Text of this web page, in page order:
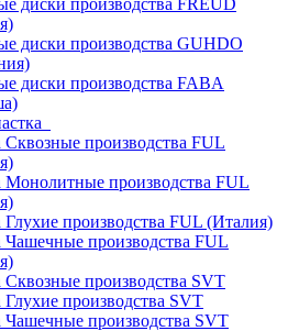
диски производства FREUD
диски производства GUHDO
диски производства FABA
Сквозные производства FUL
Монолитные производства FUL
Глухие производства FUL (Италия)
Чашечные производства FUL
Сквозные производства SVT
Глухие производства SVT
Чашечные производства SVT